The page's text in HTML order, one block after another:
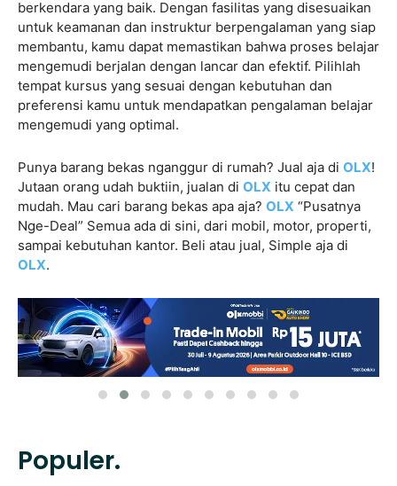
berkendara yang baik. Dengan fasilitas yang disesuaikan
untuk keamanan dan instruktur berpengalaman yang siap
membantu, kamu dapat memastikan bahwa proses belajar
mengemudi berjalan dengan lancar dan efektif. Pilihlah
tempat kursus yang sesuai dengan kebutuhan dan
preferensi kamu untuk mendapatkan pengalaman belajar
mengemudi yang optimal.
Punya barang bekas nganggur di rumah? Jual aja di OLX!
Jutaan orang udah buktiin, jualan di OLX itu cepat dan
mudah. Mau cari barang bekas apa aja? OLX “Pusatnya
Nge-Deal” Semua ada di sini, dari mobil, motor, properti,
sampai kebutuhan kantor. Beli atau jual, Simple aja di
OLX.
Populer.